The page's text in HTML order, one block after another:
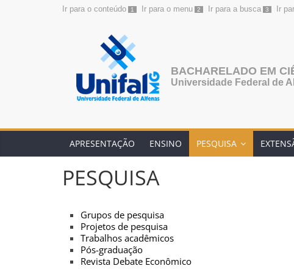
Ir para o conteúdo 1 Ir para o menu 2 Ir para a busca 3 Ir
BACHARELADO EM
Universidade Federal de
APRESENTAÇÃO ENSINO PESQUISA
PESQUISA
Grupos de pesquisa
Projetos de pesquisa
Trabalhos acadêmicos
Pós-graduação
Revista Debate Econômico